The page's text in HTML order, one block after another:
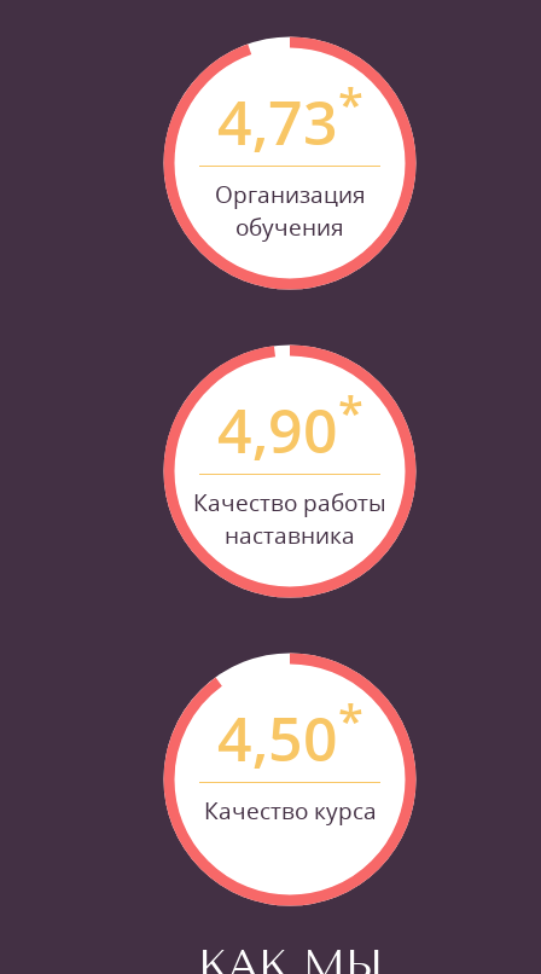
4,73*
Организация
обучения
4,90*
Качество работы
наставника
4,50*
Качество курса